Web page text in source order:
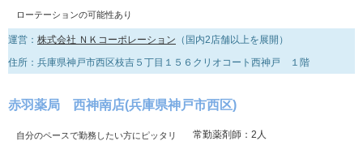
ローテーションの可能性あり
運営： 株式会社 ＮＫコーポレーション （国内2店舗以上を展開）
住所：兵庫県神戸市西区枝吉５丁目１５６クリオコート西神戸 １階
赤羽薬局 西神南店(兵庫県神戸市西区)
自分のペースで勤務したい方にピッタリ
常勤薬剤師：2人